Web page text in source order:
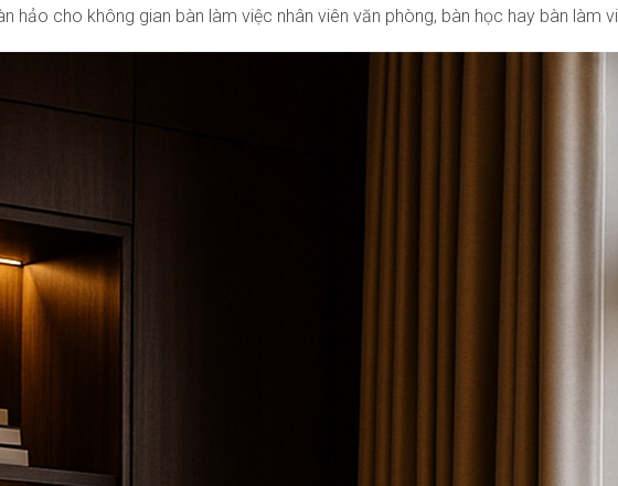
cho không gian bàn làm việc nhân viên văn phòng, bàn học hay bàn làm